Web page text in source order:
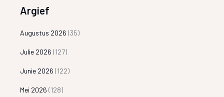
Argief
Augustus 2026 (35)
Julie 2026 (127)
Junie 2026 (122)
Mei 2026 (128)